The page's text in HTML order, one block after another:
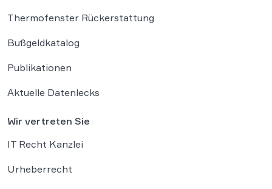
Thermofenster Rückerstattung
Bußgeldkatalog
Publikationen
Aktuelle Datenlecks
Wir vertreten Sie
IT Recht Kanzlei
Urheberrecht